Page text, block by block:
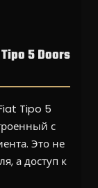
5 Doors
Tipo 5
с
Это не
а доступ к